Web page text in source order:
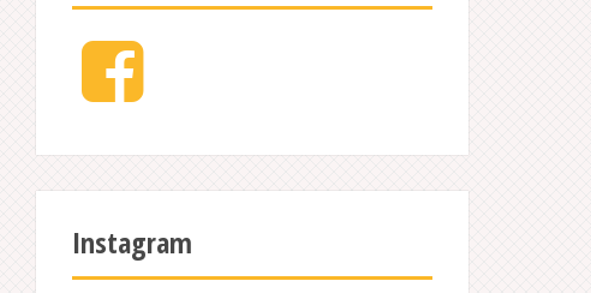
Facebook
Instagram